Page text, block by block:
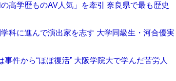
高学歴ものAV人気」を牽引 奈良県で最も歴史
科に進んで演出家を志す 大学同級生・河合優実
事件から“ほぼ復活” 大阪学院大で学んだ苦労人